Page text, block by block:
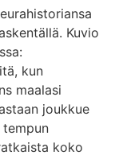
Kuvio
kun
maalasi
joukkue
tempun
koko